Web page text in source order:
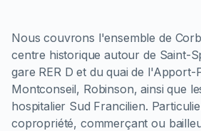
Nous couvrons l'ensemble de
centre historique autour de Saint-
gare RER D et du quai de l'Apport-
Montconseil, Robinson, ainsi que
hospitalier Sud Francilien.
copropriété, commerçant ou